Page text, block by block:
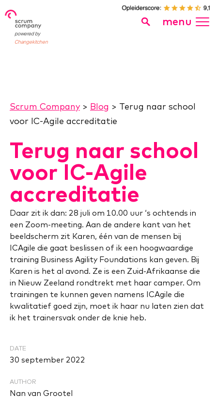
powered by
Changekitchen
menu
Scrum Company> Blog > Terug naar school
voor IC-Agile accreditatie
Terug naar school
voor IC-Agile
accreditatie
Daar zit ik dan: 28 juli om 10.00 uur ‘s ochtends in
een Zoom-meeting. Aan de andere kant van het
beeldscherm zit Karen, één van de mensen bij
ICAgile die gaat beslissen of ik een hoogwaardige
training Business Agility Foundations kan geven. Bij
Karen is het al avond. Ze is een Zuid-Afrikaanse die
in Nieuw Zeeland rondtrekt met haar camper. Om
trainingen te kunnen geven namens ICAgile die
kwalitatief goed zijn, moet ik haar nu laten zien dat
ik het trainersvak onder de knie heb.
DATE
30 september 2022
AUTHOR
Nan van Grootel